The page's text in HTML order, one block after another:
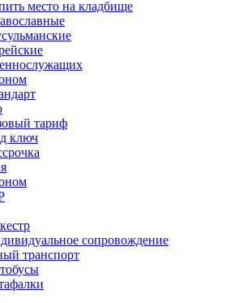
место на кладбище
тариф
ключ
сопровождение
транспорт